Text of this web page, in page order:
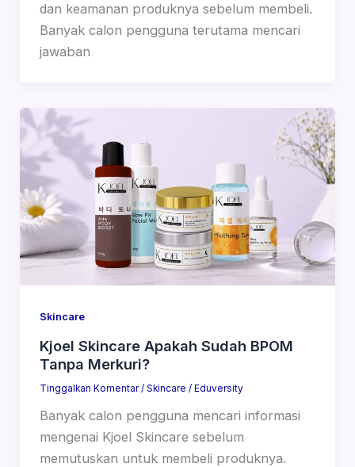
dan keamanan produknya sebelum membeli.
Banyak calon pengguna terutama mencari
jawaban
Skincare
Kjoel Skincare Apakah Sudah BPOM
Tanpa Merkuri?
Tinggalkan Komentar / Skincare / Eduversity
Banyak calon pengguna mencari informasi
mengenai Kjoel Skincare sebelum
memutuskan untuk membeli produknya.